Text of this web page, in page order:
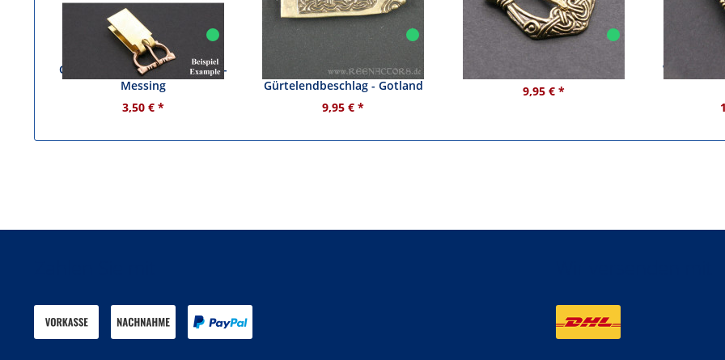
Gürtelblech - ca. 16 mm breit -
Messing
3,50 € *
Wikinger Riemenende
Gürtelendbeschlag - Gotland
9,95 € *
Wikinger Gürtelschnalle
9,95 € *
Wikinger